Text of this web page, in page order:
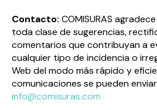
Contacto: COMISURAS
toda clase de sugerencias,
comentarios que contribuyan a
cualquier tipo de incidencia o
Web del modo más rápido y
comunicaciones se pueden
info@comisuras.com